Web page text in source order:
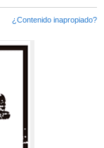
¿Contenido inapropiado?